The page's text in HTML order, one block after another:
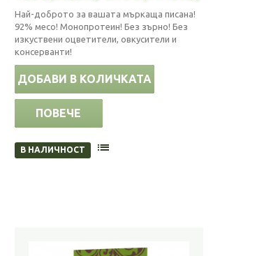
Най-доброто за вашата мъркаща писана!
92% месо! Монопротеин! Без зърно! Без
изкуствени оцветители, овкусители и
консерванти!
ДОБАВИ В КОЛИЧКАТА
ПОВЕЧЕ
В НАЛИЧНОСТ